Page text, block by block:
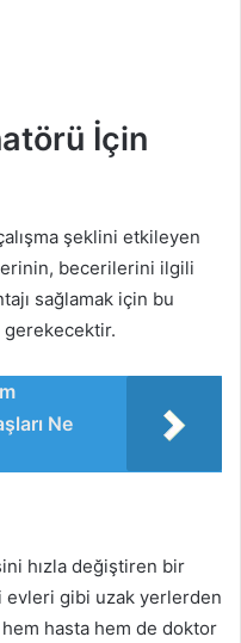
İçin
şeklini etkileyen
becerilerini ilgili
sağlamak için bu
gerekecektir.
Ne
hızla değiştiren bir
evleri gibi uzak yerlerden
hem hasta hem de doktor